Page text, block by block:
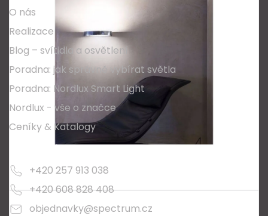
O nás
Realizace
Blog – svítidla a osvětlení
Poradna: jak správně vybírat světla
Poradna: Nordlux Smart Light
Nordlux - vše o značce
Ceníky & Katalogy
Kontakty
+420 257 913 038
+420 608 828 408
objednavky@spectrum.cz